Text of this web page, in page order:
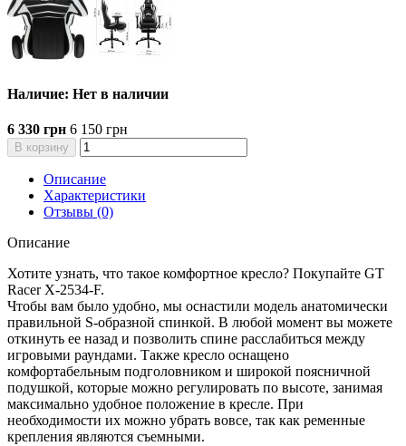
Наличие: Нет в наличии
6 330 грн 6 150 грн
В корзину
Описание
Характеристики
Отзывы (0)
Описание
Хотите узнать, что такое комфортное кресло? Покупайте GT
Racer X-2534-F.
Чтобы вам было удобно, мы оснастили модель анатомически
правильной S-образной спинкой. В любой момент вы можете
откинуть ее назад и позволить спине расслабиться между
игровыми раундами. Также кресло оснащено
комфортабельным подголовником и широкой поясничной
подушкой, которые можно регулировать по высоте, занимая
максимально удобное положение в кресле. При
необходимости их можно убрать вовсе, так как ременные
крепления являются съемными.